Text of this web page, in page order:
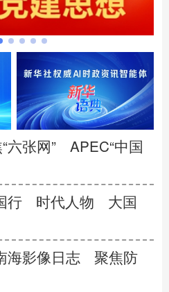
六张网”
APEC“中国
行 时代人物
大国
海影像日志
聚焦防